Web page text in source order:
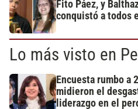
Fito Páez, y
conquistó a todos
Lo más visto en
Encuesta rumbo a
midieron el
liderazgo en el